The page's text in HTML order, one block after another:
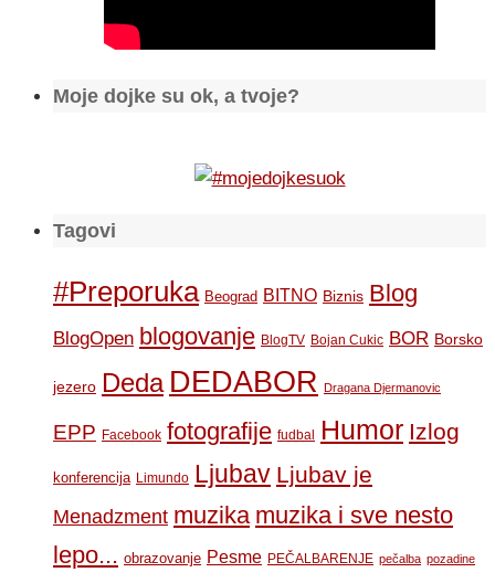
Moje dojke su ok, a tvoje?
Tagovi
#Preporuka Beograd BITNO Biznis Blog
BlogOpen blogovanje BlogTV Bojan Cukic BOR Borsko
jezero Deda DEDABOR Dragana Djermanovic
EPP Facebook fotografije fudbal Humor Izlog
konferencija Limundo Ljubav Ljubav je
Menadzment muzika muzika i sve nesto
lepo... obrazovanje Pesme PEČALBARENJE pečalba pozadine